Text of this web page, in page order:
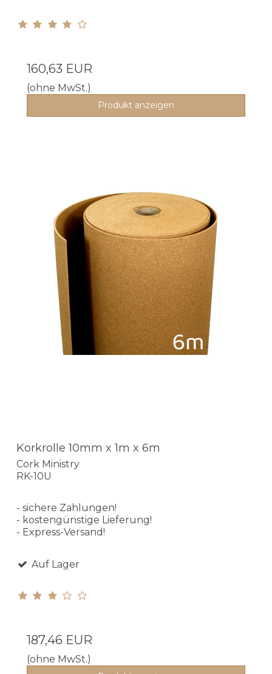
160,63 EUR
(ohne MwSt.)
Produkt anzeigen
Korkrolle 10mm x 1m x 6m
Cork Ministry
RK-10U
- sichere Zahlungen!
- kostengünstige Lieferung!
- Express-Versand!
Auf Lager
187,46 EUR
(ohne MwSt.)